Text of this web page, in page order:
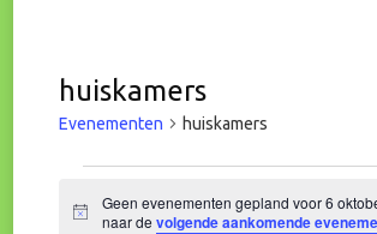
huiskamers
Evenementen huiskamers
Evenementen
Bericht
Geen evenementen gepland voor 6
naar de volgende aankomende